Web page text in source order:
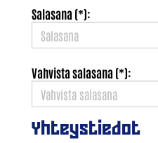
Salasana (*):
Vahvista salasana (*):
Yhteystiedot